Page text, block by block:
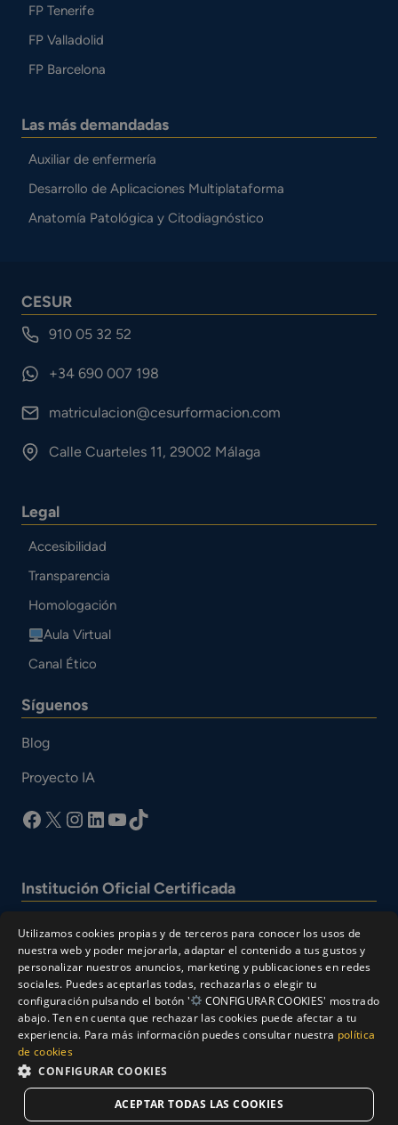
FP Tenerife
FP Valladolid
FP Barcelona
Las más demandadas
Auxiliar de enfermería
Desarrollo de Aplicaciones Multiplataforma
Anatomía Patológica y Citodiagnóstico
CESUR
910 05 32 52
+34 690 007 198
matriculacion@cesurformacion.com
Calle Cuarteles 11, 29002 Málaga
Legal
Accesibilidad
Transparencia
Homologación
Aula Virtual
Canal Ético
Síguenos
Blog
Proyecto IA
facebook
X Instagram
LinkedIn
YouTube
TikTok
Institución Oficial Certificada
Aviso Legal
Política de Cookies
Utilizamos cookies propias y de terceros para conocer los usos de
nuestra web y poder mejorarla, adaptar el contenido a tus gustos y
personalizar nuestros anuncios, marketing y publicaciones en redes
sociales. Puedes aceptarlas todas, rechazarlas o elegir tu
configuración pulsando el botón '
CONFIGURAR COOKIES' mostrado
abajo. Ten en cuenta que rechazar las cookies puede afectar a tu
experiencia. Para más información puedes consultar nuestra política
de cookies
CONFIGURAR COOKIES
ACEPTAR TODAS LAS COOKIES